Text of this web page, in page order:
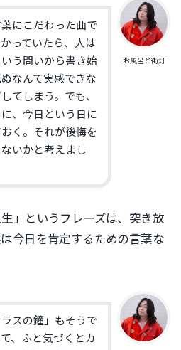
お風呂と街灯
にこだわった曲で
っていたら、人は
う問いから書き始
なんて実感できな
てしまう。でも、
、今日という日に
く。それが後悔を
いかと考えまし
」というフレーズは、突き放
今日を肯定するための言葉な
スの鐘」もそうで
、ふと気づくとカ